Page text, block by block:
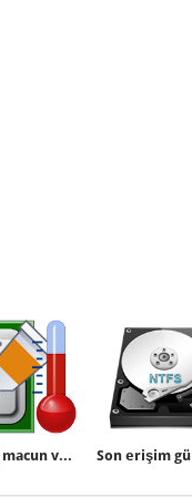
Termik (Isı) macun ve önemi